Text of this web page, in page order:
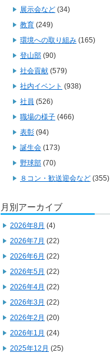
展示会など (34)
教育 (249)
環境への取り組み (165)
登山部 (90)
社会貢献 (579)
社内イベント (938)
社員 (526)
職場の様子 (466)
表彰 (94)
誕生会 (173)
野球部 (70)
８コン・歓送迎会など (355)
月別アーカイブ
2026年8月 (4)
2026年7月 (22)
2026年6月 (22)
2026年5月 (22)
2026年4月 (22)
2026年3月 (22)
2026年2月 (20)
2026年1月 (24)
2025年12月 (25)